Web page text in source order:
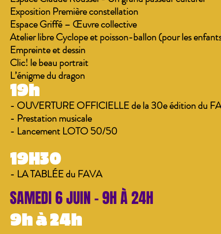
Exposition Première constellation
Espace Griffé – Œuvre collective
Atelier libre Cyclope et poisson-ballon (pour les
Empreinte et dessin
Clic! le beau portrait
​L’énigme du dragon
19h
- OUVERTURE OFFICIELLE de la 30e édition du
- Prestation musicale
- Lancement LOTO 50/50
19H30
- LA TABLÉE du FAVA
SAMEDI 6 JUIN - 9H À 24H
9h à 24h